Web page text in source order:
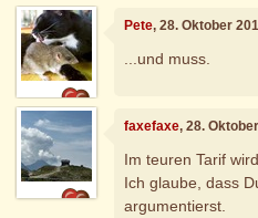
Pete, 28. Oktober
...und muss.
faxefaxe, 28.
Im teuren Tarif
Ich glaube, dass
argumentierst.